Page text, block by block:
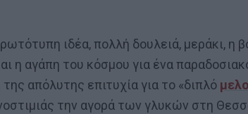
ιδέα, πολλή δουλειά, μεράκι, η
η αγάπη του κόσμου για ένα
απόλυτης επιτυχία για το «διπλό
την αγορά των γλυκών στη